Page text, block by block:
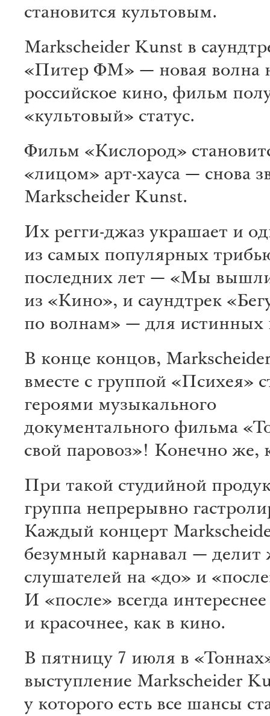
становится культовым.
Markscheider Kunst в
«Питер ФМ» — новая волна
российское кино, фильм
«культовый» статус.
Фильм «Кислород»
«лицом» арт-хауса — снова
Markscheider Kunst.
Их регги-джаз украшает и
из самых популярных
последних лет — «Мы
из «Кино», и саундтрек
по волнам» — для истинных
В конце концов,
вместе с группой «Психея»
героями музыкального
документального фильма
свой паровоз»! Конечно же,
При такой студийной
группа непрерывно
Каждый концерт
безумный карнавал — делит
слушателей на «до» и
И «после» всегда интереснее
и красочнее, как в кино.
В пятницу 7 июля в
выступление Markscheider
у которого есть все шансы